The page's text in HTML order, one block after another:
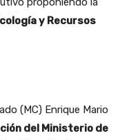
y Recursos
(MC) Enrique Mario
del Ministerio de